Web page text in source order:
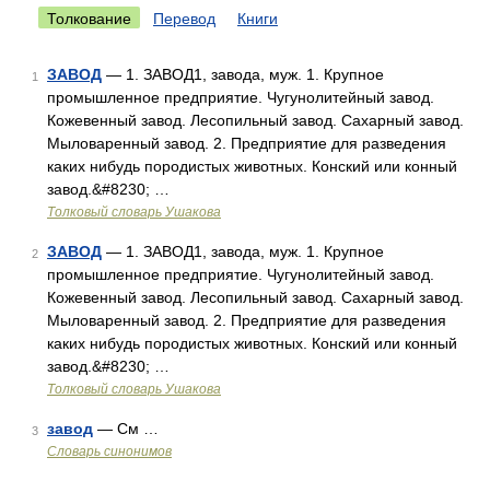
Толкование Перевод Книги
1 ЗАВОД — 1. ЗАВОД1, завода, муж. 1. Крупное
промышленное предприятие. Чугунолитейный завод.
Кожевенный завод. Лесопильный завод. Сахарный завод.
Мыловаренный завод. 2. Предприятие для разведения
каких нибудь породистых животных. Конский или конный
завод.&#8230; …
Толковый словарь Ушакова
2 ЗАВОД — 1. ЗАВОД1, завода, муж. 1. Крупное
промышленное предприятие. Чугунолитейный завод.
Кожевенный завод. Лесопильный завод. Сахарный завод.
Мыловаренный завод. 2. Предприятие для разведения
каких нибудь породистых животных. Конский или конный
завод.&#8230; …
Толковый словарь Ушакова
3 завод — См …
Словарь синонимов